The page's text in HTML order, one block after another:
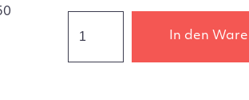
In den